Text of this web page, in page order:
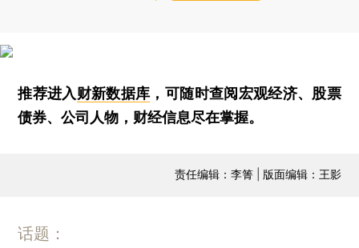
推荐进入财新数据库 ，可随时查阅宏观经济、股票
债券、公司人物，财经信息尽在掌握。
责任编辑：李箐 | 版面编辑：王影
话题：